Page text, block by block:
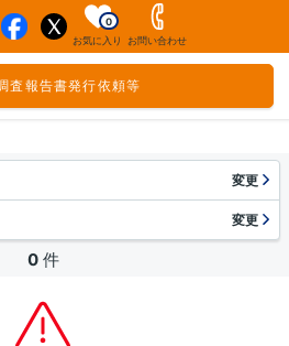
お気に入り
0
お問い合わせ
査報告書発行依頼等
変更
変更
0 件